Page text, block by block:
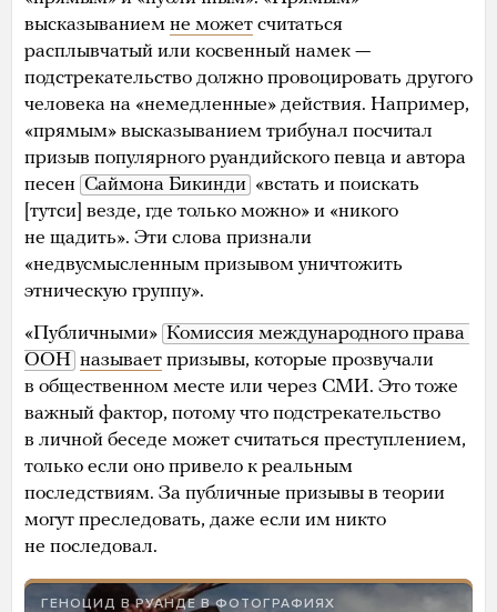
высказыванием не может считаться
расплывчатый или косвенный намек —
подстрекательство должно провоцировать другого
человека на «немедленные» действия. Например,
«прямым» высказыванием трибунал посчитал
призыв популярного руандийского певца и автора
песен Саймона Бикинди «встать и поискать
[тутси] везде, где только можно» и «никого
не щадить». Эти слова признали
«недвусмысленным призывом уничтожить
этническую группу».
«Публичными» Комиссия международного права
ООН называет призывы, которые прозвучали
в общественном месте или через СМИ. Это тоже
важный фактор, потому что подстрекательство
в личной беседе может считаться преступлением,
только если оно привело к реальным
последствиям. За публичные призывы в теории
могут преследовать, даже если им никто
не последовал.
ГЕНОЦИД В РУАНДЕ В ФОТОГРАФИЯХ